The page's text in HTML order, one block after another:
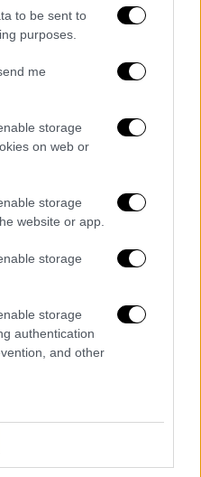
to be sent to
purposes.
me
storage
on web or
storage
website or app.
storage
storage
authentication
and other
την παρέα
ότι αυτή είναι μία
στη συμμετοχή
στο φλερτ ή την
θα κάνει την
Η διάθεση
για λίγο στην άκρη…
είναι ώρα για
«Ψυχαγωγία...